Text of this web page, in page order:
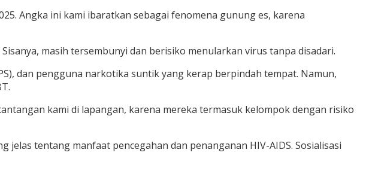
Angka ini kami ibaratkan sebagai fenomena gunung es, karena
masih tersembunyi dan berisiko menularkan virus tanpa disadari.
dan pengguna narkotika suntik yang kerap berpindah tempat. Namun,
kami di lapangan, karena mereka termasuk kelompok dengan risiko
tentang manfaat pencegahan dan penanganan HIV-AIDS. Sosialisasi